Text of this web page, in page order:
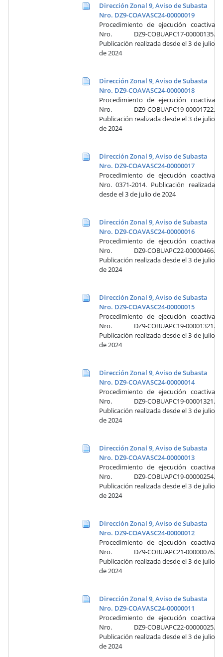
Dirección Zonal 9, Aviso de Subasta
Nro. DZ9-COAVASC24-00000019
Procedimiento de ejecución coactiva
Nro. DZ9-COBUAPC17-00000135.
Publicación realizada desde el 3 de julio
de 2024
Dirección Zonal 9, Aviso de Subasta
Nro. DZ9-COAVASC24-00000018
Procedimiento de ejecución coactiva
Nro. DZ9-COBUAPC19-00001722.
Publicación realizada desde el 3 de julio
de 2024
Dirección Zonal 9, Aviso de Subasta
Nro. DZ9-COAVASC24-00000017
Procedimiento de ejecución coactiva
Nro. 0371-2014. Publicación realizada
desde el 3 de julio de 2024
Dirección Zonal 9, Aviso de Subasta
Nro. DZ9-COAVASC24-00000016
Procedimiento de ejecución coactiva
Nro. DZ9-COBUAPC22-00000466.
Publicación realizada desde el 3 de julio
de 2024
Dirección Zonal 9, Aviso de Subasta
Nro. DZ9-COAVASC24-00000015
Procedimiento de ejecución coactiva
Nro. DZ9-COBUAPC19-00001321.
Publicación realizada desde el 3 de julio
de 2024
Dirección Zonal 9, Aviso de Subasta
Nro. DZ9-COAVASC24-00000014
Procedimiento de ejecución coactiva
Nro. DZ9-COBUAPC19-00001321.
Publicación realizada desde el 3 de julio
de 2024
Dirección Zonal 9, Aviso de Subasta
Nro. DZ9-COAVASC24-00000013
Procedimiento de ejecución coactiva
Nro. DZ9-COBUAPC19-00000254.
Publicación realizada desde el 3 de julio
de 2024
Dirección Zonal 9, Aviso de Subasta
Nro. DZ9-COAVASC24-00000012
Procedimiento de ejecución coactiva
Nro. DZ9-COBUAPC21-00000076.
Publicación realizada desde el 3 de julio
de 2024
Dirección Zonal 9, Aviso de Subasta
Nro. DZ9-COAVASC24-00000011
Procedimiento de ejecución coactiva
Nro. DZ9-COBUAPC22-00000025.
Publicación realizada desde el 3 de julio
de 2024